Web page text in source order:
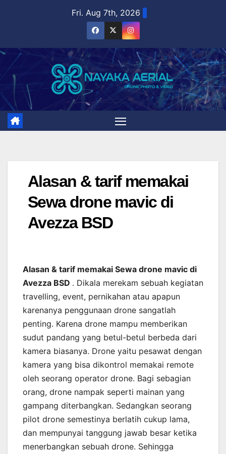
Fri. Aug 7th, 2026
Alasan & tarif memakai
Sewa drone mavic di
Avezza BSD
Alasan & tarif memakai Sewa drone mavic di
Avezza BSD . Dikala merekam sebuah kegiatan
travelling, event, pernikahan atau apapun
karenanya penggunaan drone sangatlah
penting. Karena drone mampu memberikan
sudut pandang yang betul-betul berbeda dari
kamera biasanya. Drone yaitu pesawat dengan
kamera yang bisa dikontrol memakai remote
oleh seorang operator drone. Bagi sebagian
orang, drone nampak seperti mainan yang
gampang diterbangkan. Sedangkan seorang
pilot drone semestinya berlatih cukup lama,
dan mempunyai tanggung jawab besar ketika
menerbangkan sebuah drone. Sehingga